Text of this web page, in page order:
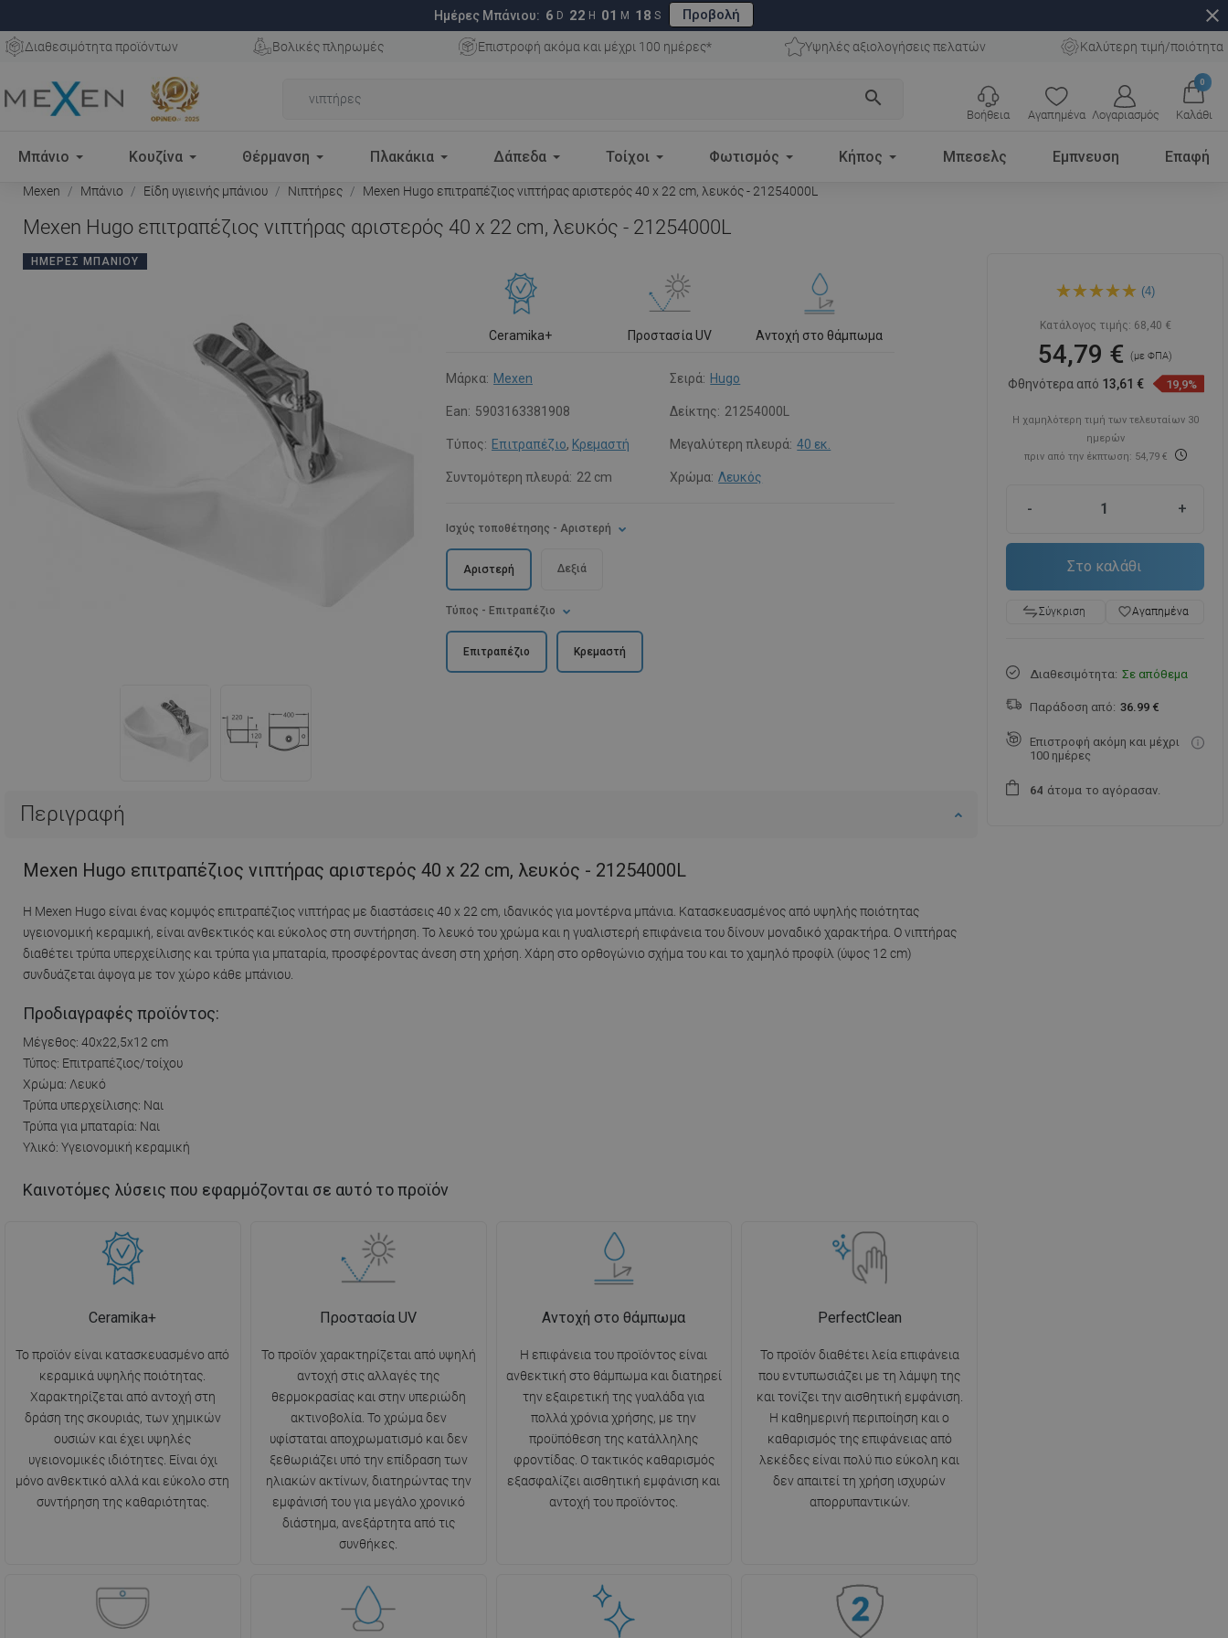
Ημέρες Μπάνιου: 6 D 22 H 01 M 17 S Προβολή close
Διαθεσιμότητα προϊόντων Βολικές πληρωμές Επιστροφή ακόμα και μέχρι 100 ημέρες* Υψηλές αξιολογήσεις πελατών Καλύτερη τιμή/ποιότητα
search
Αγαπημένα Λογαριασμός
0
Καλάθι
Βοήθεια
Μπάνιο Κουζίνα Θέρμανση Πλακάκια Δάπεδα Τοίχοι Φωτισμός Κήπος Μπεσελς Εμπνευση Επαφή
Mexen Μπάνιο Είδη υγιεινής μπάνιου Νιπτήρες Mexen Hugo επιτραπέζιος νιπτήρας αριστερός 40 x 22 cm, λευκός - 21254000L
Mexen Hugo επιτραπέζιος νιπτήρας αριστερός 40 x 22 cm, λευκός - 21254000L
ΗΜΈΡΕΣ ΜΠΆΝΙΟΥ
Ceramika+ Προστασία UV Αντοχή στο θάμπωμα
Μάρκα: Mexen Σειρά: Hugo
Ean: 5903163381908 Δείκτης: 21254000L
Τύπος: Επιτραπέζιο, Κρεμαστή Μεγαλύτερη πλευρά: 40 εκ.
Συντομότερη πλευρά: 22 cm Χρώμα: Λευκός
Τύπος - Επιτραπέζιο
Κρεμαστή
Επιτραπέζιο
Ισχύς τοποθέτησης - Αριστερή
Δεξιά
Αριστερή
Περιγραφή
Mexen Hugo επιτραπέζιος νιπτήρας αριστερός 40 x 22 cm, λευκός - 21254000L
Η Mexen Hugo είναι ένας κομψός επιτραπέζιος νιπτήρας με διαστάσεις 40 x 22 cm, ιδανικός για μοντέρνα μπάνια. Κατασκευασμένος από υψηλής ποιότητας
υγειονομική κεραμική, είναι ανθεκτικός και εύκολος στη συντήρηση. Το λευκό του χρώμα και η γυαλιστερή επιφάνεια του δίνουν μοναδικό χαρακτήρα. Ο νιπτήρας
διαθέτει τρύπα υπερχείλισης και τρύπα για μπαταρία, προσφέροντας άνεση στη χρήση. Χάρη στο ορθογώνιο σχήμα του και το χαμηλό προφίλ (ύψος 12 cm)
συνδυάζεται άψογα με τον χώρο κάθε μπάνιου.
Προδιαγραφές προϊόντος:
Μέγεθος: 40x22,5x12 cm
Τύπος: Επιτραπέζιος/τοίχου
Χρώμα: Λευκό
Τρύπα υπερχείλισης: Ναι
Τρύπα για μπαταρία: Ναι
Υλικό: Υγειονομική κεραμική
Καινοτόμες λύσεις που εφαρμόζονται σε αυτό το προϊόν
Ceramika+
Το προϊόν είναι κατασκευασμένο από
κεραμικά υψηλής ποιότητας.
Χαρακτηρίζεται από αντοχή στη
δράση της σκουριάς, των χημικών
ουσιών και έχει υψηλές
υγειονομικές ιδιότητες. Είναι όχι
μόνο ανθεκτικό αλλά και εύκολο στη
συντήρηση της καθαριότητας.
Προστασία UV
Το προϊόν χαρακτηρίζεται από υψηλή
αντοχή στις αλλαγές της
θερμοκρασίας και στην υπεριώδη
ακτινοβολία. Το χρώμα δεν
υφίσταται αποχρωματισμό και δεν
ξεθωριάζει υπό την επίδραση των
ηλιακών ακτίνων, διατηρώντας την
εμφάνισή του για μεγάλο χρονικό
διάστημα, ανεξάρτητα από τις
συνθήκες.
Αντοχή στο θάμπωμα
Η επιφάνεια του προϊόντος είναι
ανθεκτική στο θάμπωμα και διατηρεί
την εξαιρετική της γυαλάδα για
πολλά χρόνια χρήσης, με την
προϋπόθεση της κατάλληλης
φροντίδας. Ο τακτικός καθαρισμός
εξασφαλίζει αισθητική εμφάνιση και
αντοχή του προϊόντος.
PerfectClean
Το προϊόν διαθέτει λεία επιφάνεια
που εντυπωσιάζει με τη λάμψη της
και τονίζει την αισθητική εμφάνιση.
Η καθημερινή περιποίηση και ο
καθαρισμός της επιφάνειας από
λεκέδες είναι πολύ πιο εύκολη και
δεν απαιτεί τη χρήση ισχυρών
απορρυπαντικών.
νιπτήρας αριστερός 40 x 22
(4)
Κατάλογος τιμής: 68,40 €
54,79 €(με ΦΠΑ)
Φθηνότερα από 13,61 € 19,9%
Η χαμηλότερη τιμή των τελευταίων 30
ημερών
πριν από την έκπτωση: 54,79 €
- +
Στο καλάθι
Σύγκριση favorite_borderΑγαπημένα
Διαθεσιμότητα: Σε απόθεμα
Παράδοση από: 36.99 €
Επιστροφή ακόμη και μέχρι
100 ημέρες
64 άτομα το αγόρασαν.